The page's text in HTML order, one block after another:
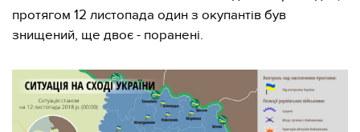
протягом 12 листопада один з окупантів був
знищений, ще двоє - поранені.